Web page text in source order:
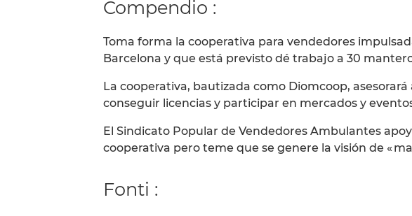
Compendio :
Toma forma la cooperativa para vendedores
Barcelona y que está previsto dé trabajo a 30
La cooperativa, bautizada como Diomcoop,
conseguir licencias y participar en mercados y
El Sindicato Popular de Vendedores Ambulantes
cooperativa pero teme que se genere la visión de «
Fonti :